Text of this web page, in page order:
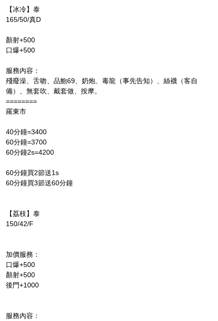
【冰冷】泰
165/50/真D
顏射+500
口爆+500
服務內容：
殘廢澡、舌吻、品鮑69、奶炮、毒龍（事先告知）、絲襪（客自
備）、無套吹、戴套做、按摩。
========
羅東市
40分鐘=3400
60分鐘=3700
60分鐘2s=4200
60分鐘買2節送1s
60分鐘買3節送60分鐘
【荔枝】泰
150/42/F
加價服務：
口爆+500
顏射+500
後門+1000
服務內容：